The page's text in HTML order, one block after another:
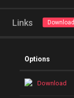
Links Download
Options
Download